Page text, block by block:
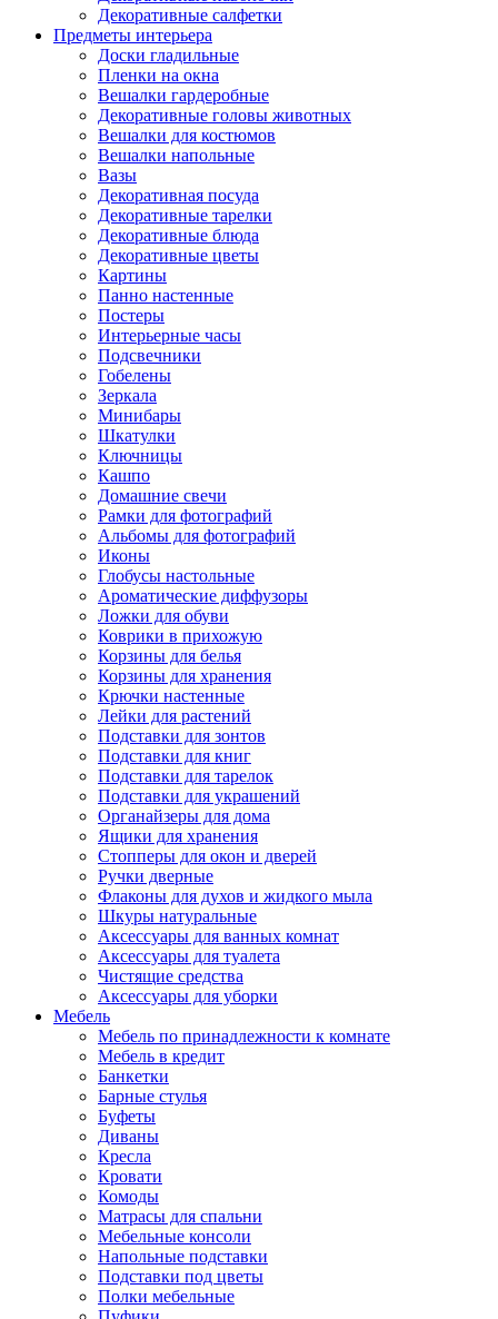
Декоративные салфетки
Предметы интерьера
Доски гладильные
Пленки на окна
Вешалки гардеробные
Декоративные головы животных
Вешалки для костюмов
Вешалки напольные
Вазы
Декоративная посуда
Декоративные тарелки
Декоративные блюда
Декоративные цветы
Картины
Панно настенные
Постеры
Интерьерные часы
Подсвечники
Гобелены
Зеркала
Минибары
Шкатулки
Ключницы
Кашпо
Домашние свечи
Рамки для фотографий
Альбомы для фотографий
Иконы
Глобусы настольные
Ароматические диффузоры
Ложки для обуви
Коврики в прихожую
Корзины для белья
Корзины для хранения
Крючки настенные
Лейки для растений
Подставки для зонтов
Подставки для книг
Подставки для тарелок
Подставки для украшений
Органайзеры для дома
Ящики для хранения
Стопперы для окон и дверей
Ручки дверные
Флаконы для духов и жидкого мыла
Шкуры натуральные
Аксессуары для ванных комнат
Аксессуары для туалета
Чистящие средства
Аксессуары для уборки
Мебель
Мебель по принадлежности к комнате
Мебель в кредит
Банкетки
Барные стулья
Буфеты
Диваны
Кресла
Кровати
Комоды
Матрасы для спальни
Мебельные консоли
Напольные подставки
Подставки под цветы
Полки мебельные